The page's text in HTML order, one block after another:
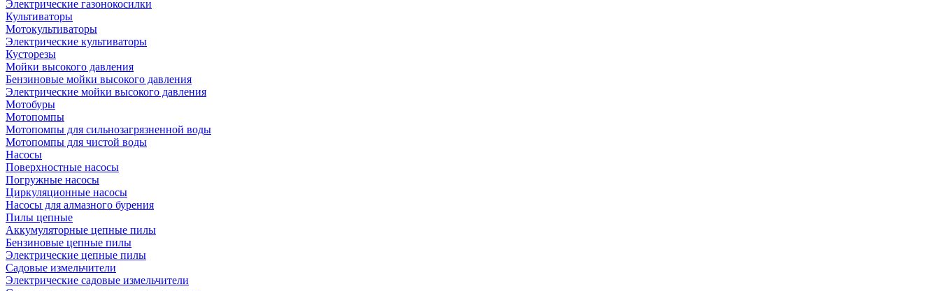
Электрические газонокосилки
Культиваторы
Мотокультиваторы
Электрические культиваторы
Кусторезы
Мойки высокого давления
Бензиновые мойки высокого давления
Электрические мойки высокого давления
Мотобуры
Мотопомпы
Мотопомпы для сильнозагрязненной воды
Мотопомпы для чистой воды
Насосы
Поверхностные насосы
Погружные насосы
Циркуляционные насосы
Насосы для алмазного бурения
Пилы цепные
Аккумуляторные цепные пилы
Бензиновые цепные пилы
Электрические цепные пилы
Садовые измельчители
Электрические садовые измельчители